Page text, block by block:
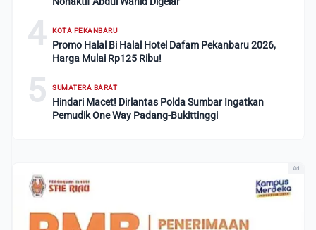
4 KOTA PEKANBARU
Promo Halal Bi Halal Hotel Dafam Pekanbaru 2026,
Harga Mulai Rp125 Ribu!
5 SUMATERA BARAT
Hindari Macet! Dirlantas Polda Sumbar Ingatkan
Pemudik One Way Padang-Bukittinggi
Ad